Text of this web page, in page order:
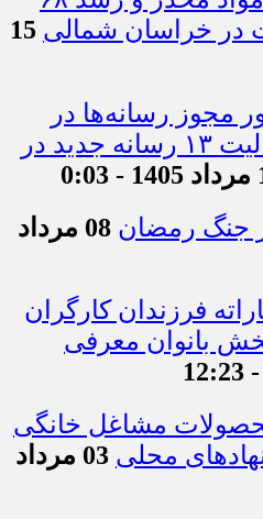
خراسان شمالی 15
مجوز رسانه‌ها در
خراسان شمالی / فعالیت ۱۳ رسانه جدید در
جنگ رمضان
08 مرداد
فرزندان کارگران
بانوان معرفی
مشاغل خانگی
محلی
03 مرداد